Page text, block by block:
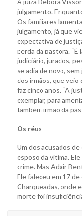
A juíza Debora
julgamento.
Os familiares
julgamento, já que
expectativa de
perda da pastora.
judiciário, jurados,
se adia de novo,
dos irmãos, que veio
faz cinco anos. “A
exemplar, para
também irmão da
Os réus
Um dos acusados
esposo da vítima.
crime. Mas Adair
Ele faleceu em 17
Charqueadas, onde
morte foi